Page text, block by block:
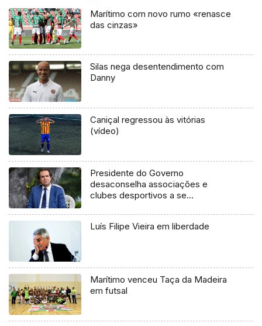
Marítimo com novo rumo «renasce
das cinzas»
Silas nega desentendimento com
Danny
Caniçal regressou às vitórias
(vídeo)
Presidente do Governo
desaconselha associações e
clubes desportivos a se
participar em provas nacionais.
(Vídeo)
Luís Filipe Vieira em liberdade
Marítimo venceu Taça da Madeira
em futsal